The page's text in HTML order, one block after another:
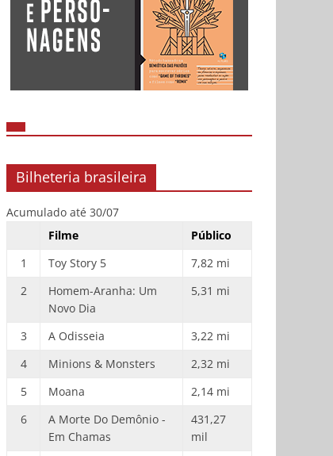
Bilheteria brasileira
Acumulado até 30/07
Filme
Público
1
Toy Story 5
7,82 mi
2
Homem-Aranha: Um
Novo Dia
5,31 mi
3 A Odisseia
3,22 mi
4
Minions & Monsters
2,32 mi
5
Moana
2,14 mi
6
A Morte Do Demônio -
Em Chamas
431,27
mil